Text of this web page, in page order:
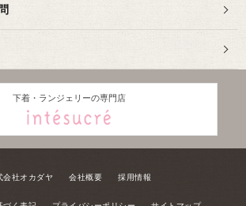
下着・ランジェリーの専門店
会社オカダヤ 会社概要 採用情報